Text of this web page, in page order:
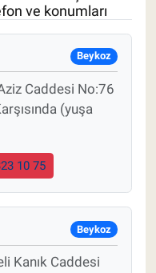
ve konumları
Beykoz
Caddesi No:76
(yuşa
10 75
Beykoz
Kanık Caddesi